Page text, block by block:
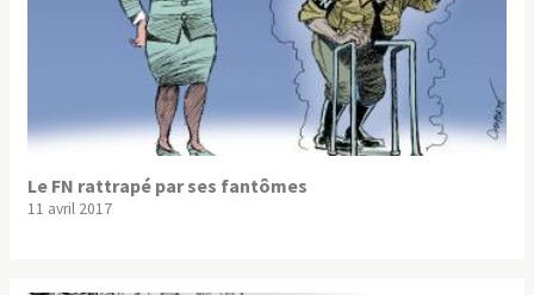
Le FN rattrapé par ses fantômes
11 avril 2017